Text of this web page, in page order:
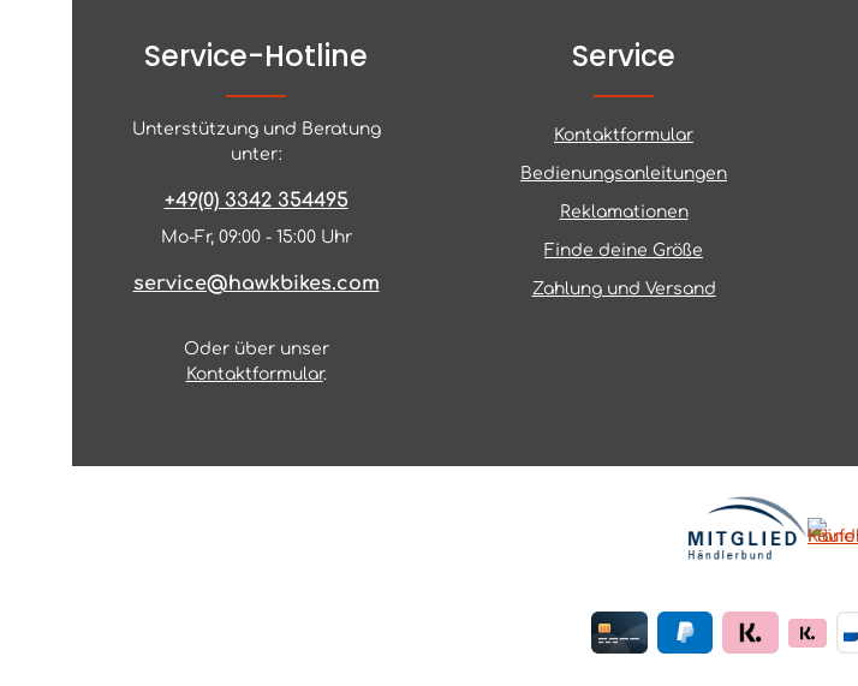
Service-Hotline
Unterstützung und Beratung
unter:
+49(0) 3342 354495
Mo-Fr, 09:00 - 15:00 Uhr
service@hawkbikes.com
Oder über unser
Kontaktformular.
Service
Kontaktformular
Bedienungsanleitungen
Reklamationen
Finde deine Größe
Zahlung und Versand